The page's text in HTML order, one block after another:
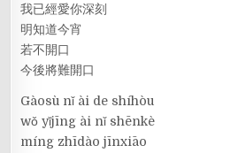
我已經愛你深刻
明知道今宵
若不開口
今後將難開口
Gàosù nǐ ài de shíhòu
wǒ yǐjīng ài nǐ shēnkè
míng zhīdào jīnxiāo